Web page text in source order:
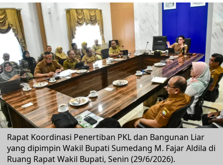
Rapat Koordinasi Penertiban PKL dan Bangunan Liar
yang dipimpin Wakil Bupati Sumedang M. Fajar Aldila di
Ruang Rapat Wakil Bupati, Senin (29/6/2026).